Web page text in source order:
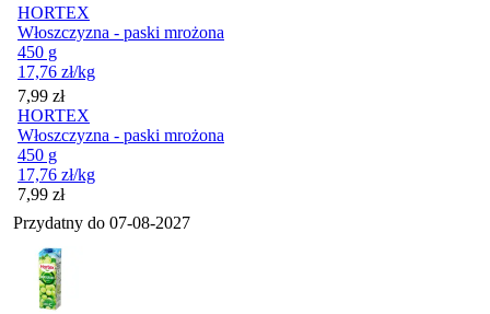
HORTEX
Włoszczyzna - paski mrożona
450 g
17,76 zł/kg
Cena
7,99 zł
HORTEX
Włoszczyzna - paski mrożona
450 g
17,76 zł/kg
Cena
7,99 zł
Przydatny do 07-08-2027